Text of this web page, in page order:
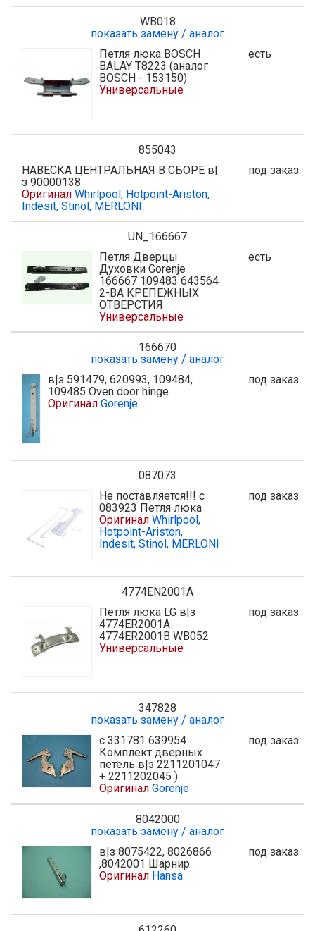
WB018
показать замену / аналог
Петля люка BOSCH
BALAY T8223 (аналог
BOSCH - 153150)
Универсальные
есть
855043
НАВЕСКА ЦЕНТРАЛЬНАЯ В СБОРЕ в|
з 90000138
Оригинал Whirlpool, Hotpoint-Ariston,
Indesit, Stinol, MERLONI
под заказ
UN_166667
Петля Дверцы
Духовки Gorenje
166667 109483 643564
2-ВА КРЕПЕЖНЫХ
ОТВЕРСТИЯ
Универсальные
есть
166670
показать замену / аналог
в|з 591479, 620993, 109484,
109485 Oven door hinge
Оригинал Gorenje
под заказ
087073
Не поставляется!!! с
083923 Петля люка
Оригинал Whirlpool,
Hotpoint-Ariston,
Indesit, Stinol, MERLONI
под заказ
4774EN2001A
Петля люка LG в|з
4774ER2001A
4774ER2001B WB052
Универсальные
под заказ
347828
показать замену / аналог
с 331781 639954
Комплект дверных
петель в|з 2211201047
+ 2211202045 )
Оригинал Gorenje
под заказ
8042000
показать замену / аналог
в|з 8075422, 8026866
,8042001 Шарнир
Оригинал Hansa
под заказ